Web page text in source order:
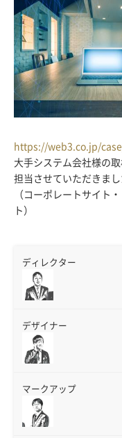
https://web3.co.jp/
大手システム会社様の
担当させていただきまし
（コーポレートサイト
ト）
ディレクター
デザイナー
マークアップ